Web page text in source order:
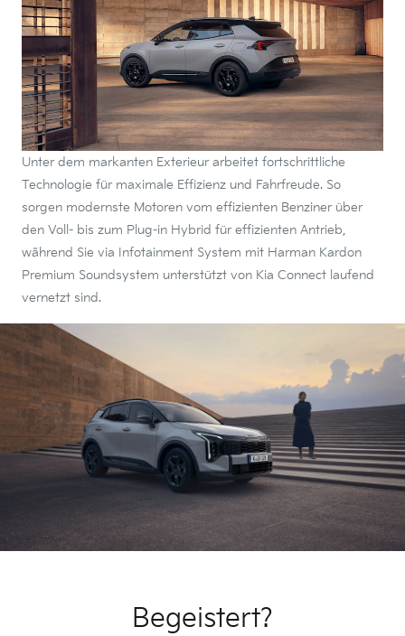
Unter dem markanten Exterieur arbeitet fortschrittliche
Technologie für maximale Effizienz und Fahrfreude. So
sorgen modernste Motoren vom effizienten Benziner über
den Voll- bis zum Plug-in Hybrid für effizienten Antrieb,
während Sie via Infotainment System mit Harman Kardon
Premium Soundsystem unterstützt von Kia Connect laufend
vernetzt sind.
Begeistert?